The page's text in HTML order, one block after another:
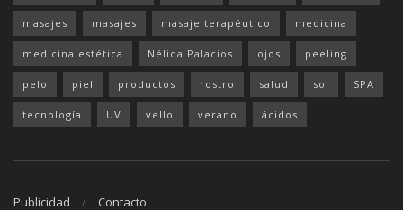
masajes masajes masaje terapéutico medicina
medicina estética Nélida Palacios ojos peeling
pelo piel productos rostro salud sol SPA
tecnología UV vello verano ácidos
Publicidad Contacto